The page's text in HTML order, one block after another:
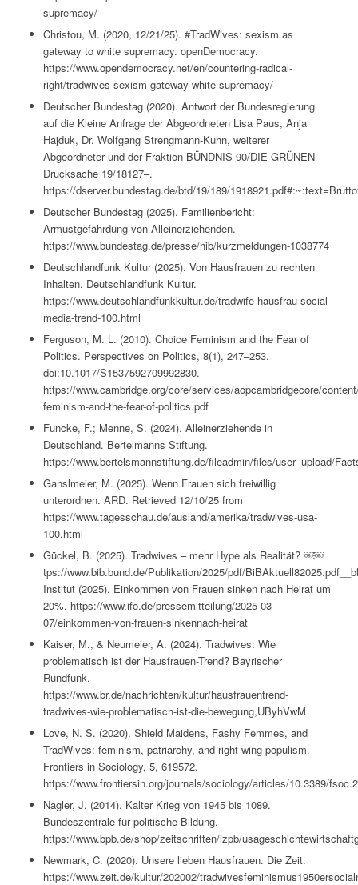
supremacy/
Christou, M. (2020, 12/21/25). #TradWives: sexism as
gateway to white supremacy. openDemocracy.
https://www.opendemocracy.net/en/countering-radical-
right/tradwives-sexism-gateway-white-supremacy/
Deutscher Bundestag (2020). Antwort der Bundesregierung
auf die Kleine Anfrage der Abgeordneten Lisa Paus, Anja
Hajduk, Dr. Wolfgang Strengmann-Kuhn, weiterer
Abgeordneter und der Fraktion BÜNDNIS 90/DIE GRÜNEN –
Drucksache 19/18127–.
https://dserver.bundestag.de/btd/19/189/
Deutscher Bundestag (2025). Familienbericht:
Armustgefährdung von Alleinerziehenden.
https://www.bundestag.de/presse/hib/kurzmeldungen-1038774
Deutschlandfunk Kultur (2025). Von Hausfrauen zu rechten
Inhalten. Deutschlandfunk Kultur.
https://www.deutschlandfunkkultur.de/tradwife-hausfrau-social-
media-trend-100.html
Ferguson, M. L. (2010). Choice Feminism and the Fear of
Politics. Perspectives on Politics, 8(1), 247–253.
doi:10.1017/S1537592709992830.
https://www.cambridge.org/core/services/aopcambridgecore/
feminism-and-the-fear-of-politics.pdf
Funcke, F.; Menne, S. (2024). Alleinerziehende in
Deutschland. Bertelmanns Stiftung.
https://www.bertelsmannstiftung.de/fileadmin/files/user_upload/
Ganslmeier, M. (2025). Wenn Frauen sich freiwillig
unterordnen. ARD. Retrieved 12/10/25 from
https://www.tagesschau.de/ausland/amerika/tradwives-usa-
100.html
Gückel, B. (2025). Tradwives – mehr Hype als Realität? ￼￼
tps://www.bib.bund.de/Publikation/2025/pdf/
Institut (2025). Einkommen von Frauen sinken nach Heirat um
20%. https://www.ifo.de/pressemitteilung/2025-03-
07/einkommen-von-frauen-sinkennach-heirat
Kaiser, M., & Neumeier, A. (2024). Tradwives: Wie
problematisch ist der Hausfrauen-Trend? Bayrischer
Rundfunk.
https://www.br.de/nachrichten/kultur/hausfrauentrend-
tradwives-wie-problematisch-ist-die-bewegung,UByhVwM
Love, N. S. (2020). Shield Maidens, Fashy Femmes, and
TradWives: feminism, patriarchy, and right-wing populism.
Frontiers in Sociology, 5, 619572.
https://www.frontiersin.org/journals/sociology/articles/10.3389/
Nagler, J. (2014). Kalter Krieg von 1945 bis 1089.
Bundeszentrale für politische Bildung.
https://www.bpb.de/shop/zeitschriften/izpb/
Newmark, C. (2020). Unsere lieben Hausfrauen. Die Zeit.
https://www.zeit.de/kultur/202002/